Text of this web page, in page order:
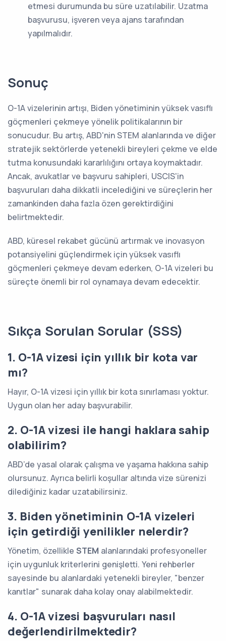
etmesi durumunda bu süre uzatılabilir. Uzatma
başvurusu, işveren veya ajans tarafından
yapılmalıdır.
Sonuç
O-1A vizelerinin artışı, Biden yönetiminin yüksek vasıflı
göçmenleri çekmeye yönelik politikalarının bir
sonucudur. Bu artış, ABD'nin STEM alanlarında ve diğer
stratejik sektörlerde yetenekli bireyleri çekme ve elde
tutma konusundaki kararlılığını ortaya koymaktadır.
Ancak, avukatlar ve başvuru sahipleri, USCIS'in
başvuruları daha dikkatli incelediğini ve süreçlerin her
zamankinden daha fazla özen gerektirdiğini
belirtmektedir.
ABD, küresel rekabet gücünü artırmak ve inovasyon
potansiyelini güçlendirmek için yüksek vasıflı
göçmenleri çekmeye devam ederken, O-1A vizeleri bu
süreçte önemli bir rol oynamaya devam edecektir.
Sıkça Sorulan Sorular (SSS)
1. O-1A vizesi için yıllık bir kota var
mı?
Hayır, O-1A vizesi için yıllık bir kota sınırlaması yoktur.
Uygun olan her aday başvurabilir.
2. O-1A vizesi ile hangi haklara sahip
olabilirim?
ABD’de yasal olarak çalışma ve yaşama hakkına sahip
olursunuz. Ayrıca belirli koşullar altında vize sürenizi
dilediğiniz kadar uzatabilirsiniz.
3. Biden yönetiminin O-1A vizeleri
için getirdiği yenilikler nelerdir?
Yönetim, özellikle STEM alanlarındaki profesyoneller
için uygunluk kriterlerini genişletti. Yeni rehberler
sayesinde bu alanlardaki yetenekli bireyler, "benzer
kanıtlar" sunarak daha kolay onay alabilmektedir.
4. O-1A vizesi başvuruları nasıl
değerlendirilmektedir?